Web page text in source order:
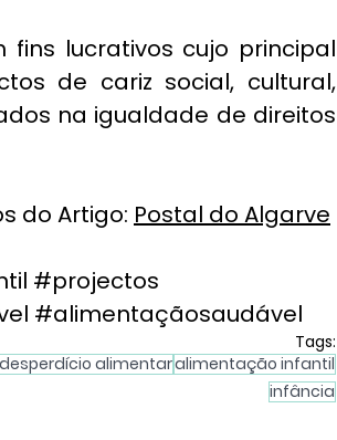
fins lucrativos cujo principal
de cariz social, cultural,
na igualdade de direitos
do Artigo: Postal do Algarve
#projectos
#alimentaçãosaudável
Tags:
desperdício alimentaralimentação infantil
infância